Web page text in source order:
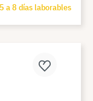
a 8 días laborables